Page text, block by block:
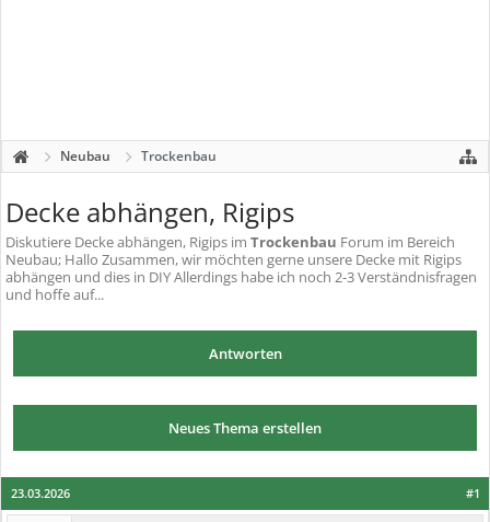
Neubau Trockenbau
Decke abhängen, Rigips
Diskutiere Decke abhängen, Rigips im Trockenbau Forum im Bereich
Neubau; Hallo Zusammen, wir möchten gerne unsere Decke mit Rigips
abhängen und dies in DIY Allerdings habe ich noch 2-3 Verständnisfragen
und hoffe auf...
Antworten
Neues Thema erstellen
#1
23.03.2026